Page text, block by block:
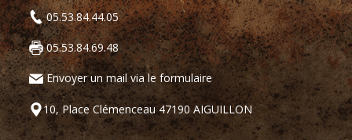
05.53.84.44.05
05.53.84.69.48
Envoyer un mail via le formulaire
10, Place Clémenceau 47190 AIGUILLON